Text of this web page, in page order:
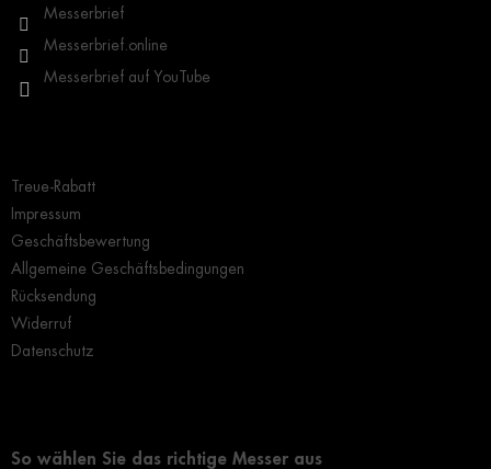
Messerbrief
Messerbrief.online
Messerbrief auf YouTube
Treue-Rabatt
Impressum
Geschäftsbewertung
Allgemeine Geschäftsbedingungen
Rücksendung
Widerruf
Datenschutz
So wählen Sie das richtige Messer aus